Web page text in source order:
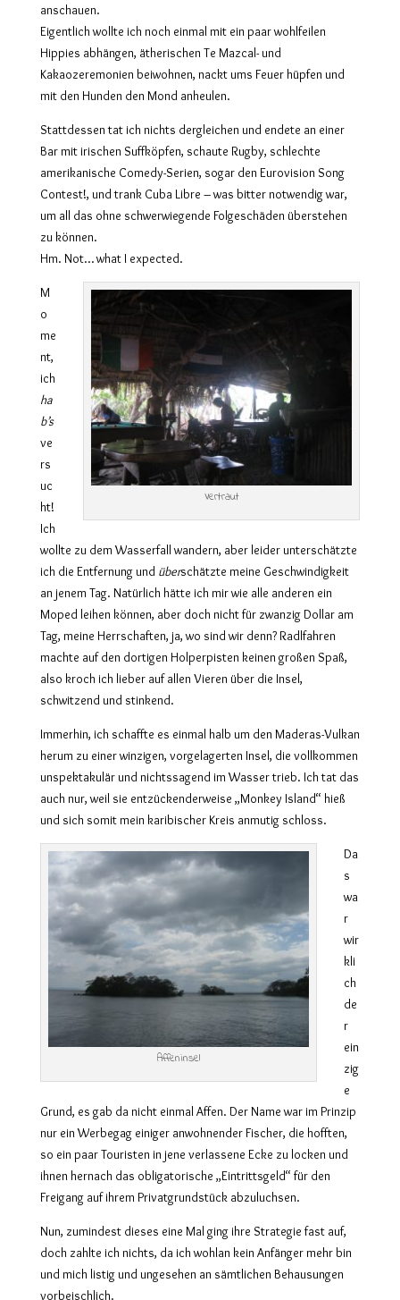
anschauen.
Eigentlich wollte ich noch einmal mit ein paar wohlfeilen
Hippies abhängen, ätherischen Te Mazcal- und
Kakaozeremonien beiwohnen, nackt ums Feuer hüpfen und
mit den Hunden den Mond anheulen.
Stattdessen tat ich nichts dergleichen und endete an einer
Bar mit irischen Suffköpfen, schaute Rugby, schlechte
amerikanische Comedy-Serien, sogar den Eurovision Song
Contest!, und trank Cuba Libre – was bitter notwendig war,
um all das ohne schwerwiegende Folgeschäden überstehen
zu können.
Hm. Not… what I expected.
Vertraut
M
o
me
nt,
ich
ha
b’s
ve
rs
uc
ht!
Ich
wollte zu dem Wasserfall wandern, aber leider unterschätzte
ich die Entfernung und überschätzte meine Geschwindigkeit
an jenem Tag. Natürlich hätte ich mir wie alle anderen ein
Moped leihen können, aber doch nicht für zwanzig Dollar am
Tag, meine Herrschaften, ja, wo sind wir denn? Radlfahren
machte auf den dortigen Holperpisten keinen großen Spaß,
also kroch ich lieber auf allen Vieren über die Insel,
schwitzend und stinkend.
Immerhin, ich schaffte es einmal halb um den Maderas-Vulkan
herum zu einer winzigen, vorgelagerten Insel, die vollkommen
unspektakulär und nichtssagend im Wasser trieb. Ich tat das
auch nur, weil sie entzückenderweise „Monkey Island“ hieß
und sich somit mein karibischer Kreis anmutig schloss.
Affeninsel
Da
s
wa
r
wir
kli
ch
de
r
ein
zig
e
Grund, es gab da nicht einmal Affen. Der Name war im Prinzip
nur ein Werbegag einiger anwohnender Fischer, die hofften,
so ein paar Touristen in jene verlassene Ecke zu locken und
ihnen hernach das obligatorische „Eintrittsgeld“ für den
Freigang auf ihrem Privatgrundstück abzuluchsen.
Nun, zumindest dieses eine Mal ging ihre Strategie fast auf,
doch zahlte ich nichts, da ich wohlan kein Anfänger mehr bin
und mich listig und ungesehen an sämtlichen Behausungen
vorbeischlich.